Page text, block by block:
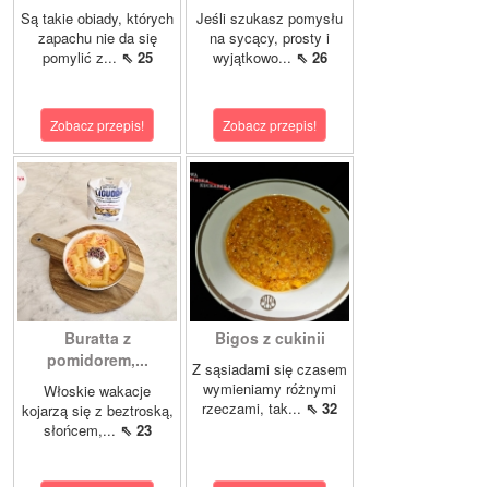
Są takie obiady, których
zapachu nie da się
pomylić z... ⇖ 25
Zobacz przepis!
Jeśli szukasz pomysłu
na sycący, prosty i
wyjątkowo... ⇖ 26
Zobacz przepis!
Buratta z
pomidorem,...
Włoskie wakacje
kojarzą się z beztroską,
słońcem,... ⇖ 23
Bigos z cukinii
Z sąsiadami się czasem
wymieniamy różnymi
rzeczami, tak... ⇖ 32